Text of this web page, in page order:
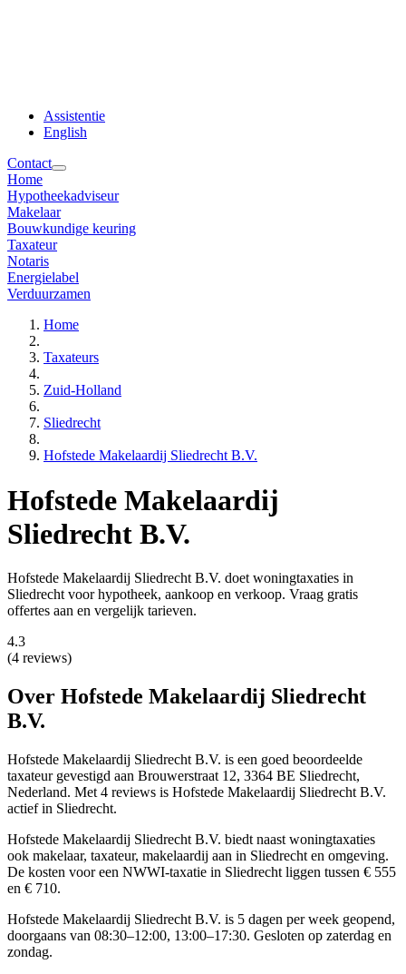
Assistentie
English
Contact
Home
Hypotheekadviseur
Makelaar
Bouwkundige keuring
Taxateur
Notaris
Energielabel
Verduurzamen
Home
Taxateurs
Zuid-Holland
Sliedrecht
Hofstede Makelaardij Sliedrecht B.V.
Hofstede Makelaardij
Sliedrecht B.V.
Hofstede Makelaardij Sliedrecht B.V. doet woningtaxaties in
Sliedrecht voor hypotheek, aankoop en verkoop. Vraag gratis
offertes aan en vergelijk tarieven.
4.3
(4 reviews)
Over Hofstede Makelaardij Sliedrecht
B.V.
Hofstede Makelaardij Sliedrecht B.V. is een goed beoordeelde
taxateur gevestigd aan Brouwerstraat 12, 3364 BE Sliedrecht,
Nederland. Met 4 reviews is Hofstede Makelaardij Sliedrecht B.V.
actief in Sliedrecht.
Hofstede Makelaardij Sliedrecht B.V. biedt naast woningtaxaties
ook makelaar, taxateur, makelaardij aan in Sliedrecht en omgeving.
De kosten voor een NWWI-taxatie in Sliedrecht liggen tussen € 555
en € 710.
Hofstede Makelaardij Sliedrecht B.V. is 5 dagen per week geopend,
doorgaans van 08:30–12:00, 13:00–17:30. Gesloten op zaterdag en
zondag.